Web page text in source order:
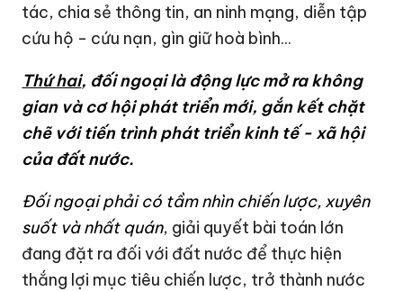
tác, chia sẻ thông tin, an ninh mạng, diễn tập
cứu hộ - cứu nạn, gìn giữ hoà bình...
Thứ hai, đối ngoại là động lực mở ra không
gianvà cơ hộiphát triển mới, gắn kết chặt
chẽ với tiến trình phát triển kinh tế - xã hội
của đất nước.
Đối ngoại phải có tầm nhìn chiến lược, xuyên
suốt và nhất quán, giải quyết bài toán lớn
đang đặt ra đối với đất nước để thực hiện
thắng lợi mục tiêu chiến lược, trở thành nước